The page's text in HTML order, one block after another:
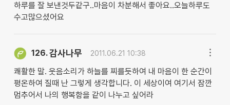
하루를 잘 보낸것두같구..마음이 차분해서 좋아요..오늘하루도
수고많으셨어요
126.감사나무 2011.06.21 10:38
쾌활한 말. 웃음소리가 하늘를 찌를듯하여 내 마음이 한 순간이
평온하여 질때 난 그렇게 생각합니다. 이 세상이여 여기서 잠깐
멈추어서 나의 행복함을 같이 나누고 싶어라